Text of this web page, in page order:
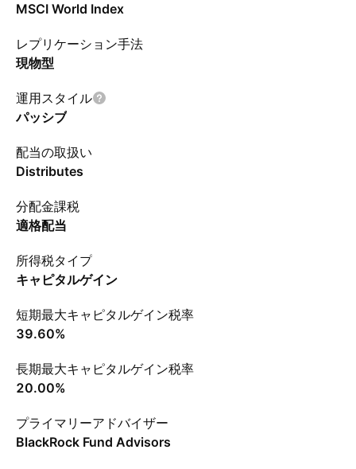
MSCI World Index
レプリケーション手法
現物型
運用スタイル
パッシブ
配当の取扱い
Distributes
分配金課税
適格配当
所得税タイプ
キャピタルゲイン
短期最大キャピタルゲイン税率
39.60%
長期最大キャピタルゲイン税率
20.00%
プライマリーアドバイザー
BlackRock Fund Advisors